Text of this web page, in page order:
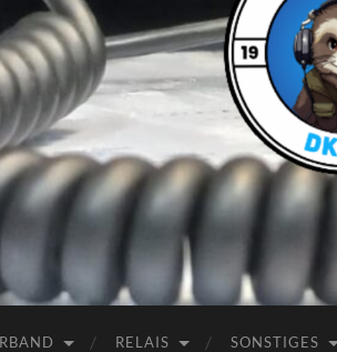
RELAIS SONSTIGES